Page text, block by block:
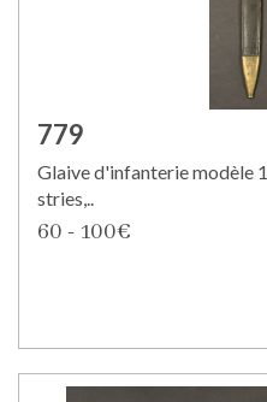
779
Glaive d'infanterie modèle
stries,..
60 - 100€